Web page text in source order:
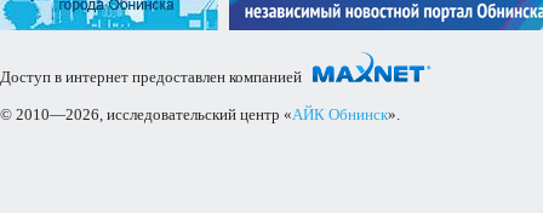
Доступ в интернет предоставлен компанией
© 2010—2026, исследовательский центр «АЙК Обнинск».